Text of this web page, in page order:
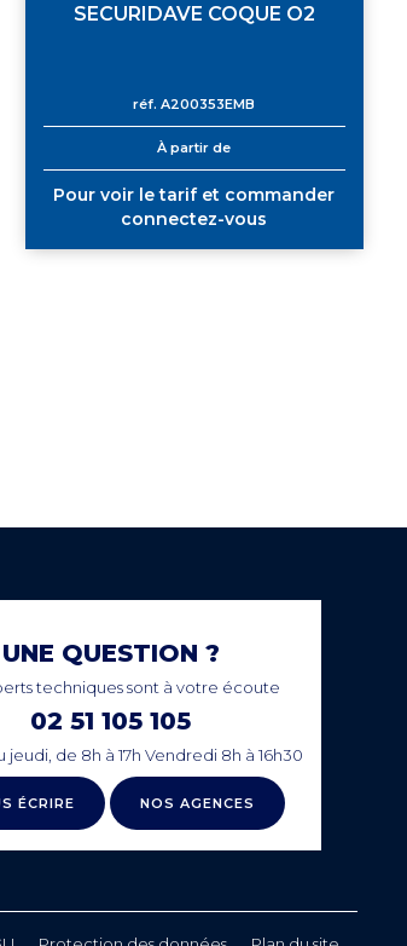
SECURIDAVE COQUE O2
réf.A200353EMB
À partir de
Pour voir le tarif et commander
connectez-vous
UNE QUESTION ?
techniques sont à votre écoute
02 51 105 105
jeudi, de 8h à 17h Vendredi 8h à 16h30
ÉCRIRE NOS AGENCES